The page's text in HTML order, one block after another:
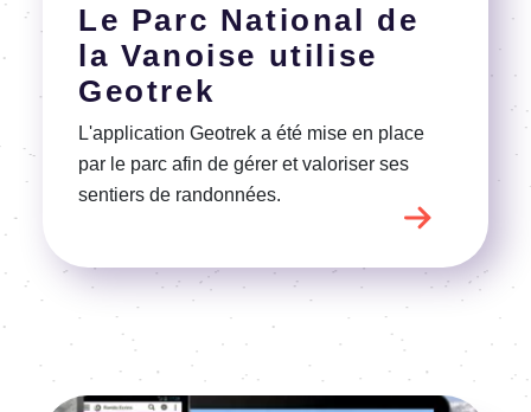
Le Parc National de
la Vanoise utilise
Geotrek
L'application Geotrek a été mise en place
par le parc afin de gérer et valoriser ses
sentiers de randonnées.
Image